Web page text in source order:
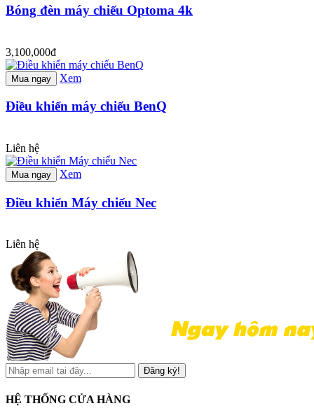
Bóng đèn máy chiếu Optoma 4k
3,100,000đ
Mua ngay Xem
Điều khiển máy chiếu BenQ
Liên hệ
Mua ngay Xem
Điều khiển Máy chiếu Nec
Liên hệ
Đăng ký!
HỆ THỐNG CỬA HÀNG